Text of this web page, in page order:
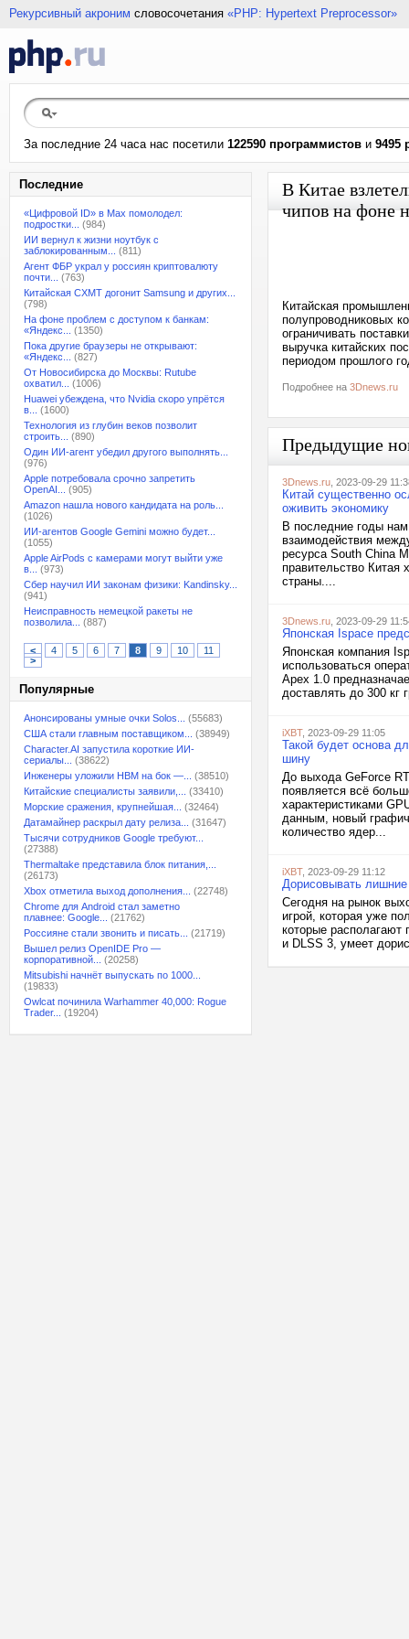
Рекурсивный акроним словосочетания «PHP: Hypertext Preprocessor»
За последние 24 часа нас посетили 122590 программистов и 9495
Последние
«Цифровой ID» в Max помолодел:
подростки...
(984)
ИИ вернул к жизни ноутбук с
заблокированным...
(811)
Агент ФБР украл у россиян криптовалюту
почти...
(763)
Китайская CXMT догонит Samsung и других...
(798)
На фоне проблем с доступом к банкам:
«Яндекс...
(1350)
Пока другие браузеры не открывают:
«Яндекс...
(827)
От Новосибирска до Москвы: Rutube
охватил...
(1006)
Huawei убеждена, что Nvidia скоро упрётся
в...
(1600)
Технология из глубин веков позволит
строить...
(890)
Один ИИ-агент убедил другого выполнять...
(976)
Apple потребовала срочно запретить
OpenAI...
(905)
Amazon нашла нового кандидата на роль...
(1026)
ИИ-агентов Google Gemini можно будет...
(1055)
Apple AirPods с камерами могут выйти уже
в...
(973)
Сбер научил ИИ законам физики: Kandinsky...
(941)
Неисправность немецкой ракеты не
позволила...
(887)
< 4 5 6 7 8 9 10
11
>
Популярные
Анонсированы умные очки Solos...
(55683)
США стали главным поставщиком...
(38949)
Character.AI запустила короткие ИИ-
сериалы...
(38622)
Инженеры уложили HBM на бок —...
(38510)
Китайские специалисты заявили,...
(33410)
Морские сражения, крупнейшая...
(32464)
Датамайнер раскрыл дату релиза...
(31647)
Тысячи сотрудников Google требуют...
(27388)
Thermaltake представила блок питания,...
(26173)
Xbox отметила выход дополнения...
(22748)
Chrome для Android стал заметно
плавнее: Google...
(21762)
Россияне стали звонить и писать...
(21719)
Вышел релиз OpenIDE Pro —
корпоративной...
(20258)
Mitsubishi начнёт выпускать по 1000...
(19833)
Owlcat починила Warhammer 40,000: Rogue
Trader...
(19204)
В Китае
чипов на фоне
Китайская
полупроводниковых
ограничивать
выручка китайских
периодом прошлого
Подробнее на 3Dnews.ru
Предыдущие
3Dnews.ru , 2023-09-29
Китай существенно
оживить экономику
В последние годы
взаимодействия
ресурса South China
правительство Китая
страны....
3Dnews.ru , 2023-09-29
Японская Ispace
Японская компания
использоваться
Apex 1.0
доставлять до 300 кг
iXBT, 2023-09-29 11:05
Такой будет основа
шину
До выхода GeForce
появляется всё
характеристиками
данным, новый
количество ядер...
iXBT, 2023-09-29 11:12
Дорисовывать
Сегодня на рынок
игрой, которая уже
которые
и DLSS 3, умеет